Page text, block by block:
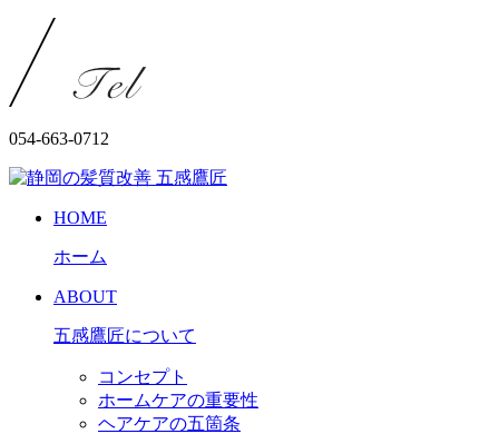
054-663-0712
HOME
ホーム
ABOUT
五感鷹匠について
コンセプト
ホームケアの重要性
ヘアケアの五箇条